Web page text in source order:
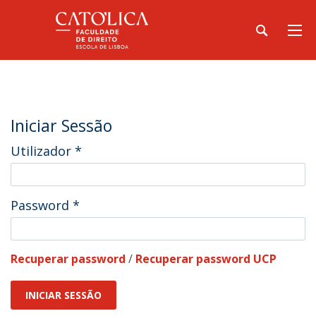
Iniciar Sessão
Utilizador *
Password *
Recuperar password / Recuperar password UCP
INICIAR SESSÃO